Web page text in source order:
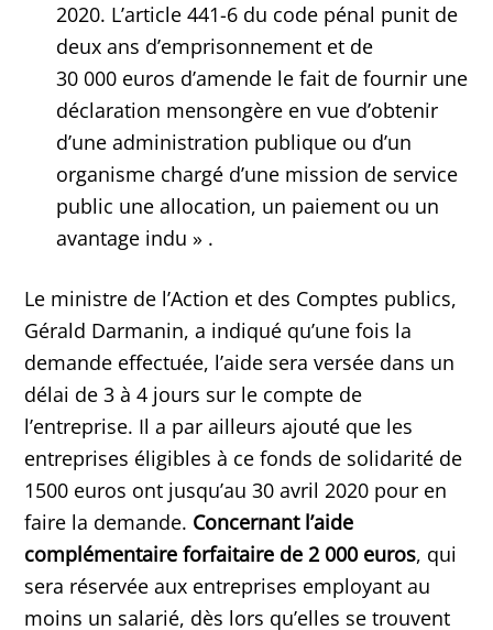
2020. L’article 441-6 du code pénal punit de
deux ans d’emprisonnement et de
30 000 euros d’amende le fait de fournir une
déclaration mensongère en vue d’obtenir
d’une administration publique ou d’un
organisme chargé d’une mission de service
public une allocation, un paiement ou un
avantage indu » .
Le ministre de l’Action et des Comptes publics,
Gérald Darmanin, a indiqué qu’une fois la
demande effectuée, l’aide sera versée dans un
délai de 3 à 4 jours sur le compte de
l’entreprise. Il a par ailleurs ajouté que les
entreprises éligibles à ce fonds de solidarité de
1500 euros ont jusqu’au 30 avril 2020 pour en
faire la demande. Concernant l’aide
complémentaire forfaitaire de 2 000 euros, qui
sera réservée aux entreprises employant au
moins un salarié, dès lors qu’elles se trouvent